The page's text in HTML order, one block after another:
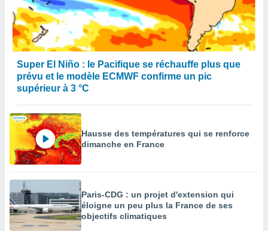
Super El Niño : le Pacifique se réchauffe plus que
prévu et le modèle ECMWF confirme un pic
supérieur à 3 °C
Hausse des températures qui se renforce
dimanche en France
Paris-CDG : un projet d'extension qui
éloigne un peu plus la France de ses
objectifs climatiques